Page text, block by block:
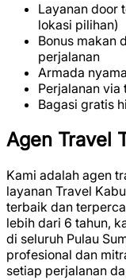
Layanan door
lokasi pilihan)
Bonus makan
perjalanan
Armada
Perjalanan via
Bagasi gratis
Agen Travel
Kami adalah agen
layanan Travel
terbaik dan
lebih dari 6 tahun,
di seluruh Pulau
profesional dan
setiap perjalanan